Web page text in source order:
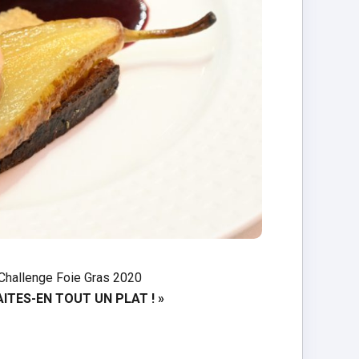
Foie Gras 2020
EN TOUT UN PLAT ! »